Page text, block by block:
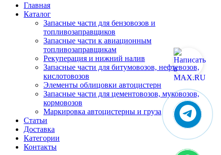
Главная
Каталог
Запасные части для бензовозов и
топливозаправщиков
Запасные части к авиационным
топливозаправщикам
Рекуперация и нижний налив
Запасные части для битумовозов, нефтевозов,
кислотовозов
Элементы облицовки автоцистерн
Запасные части для цементовозов, муковозов,
кормовозов
Маркировка автоцистерны и груза
Статьи
Доставка
Категории
Контакты